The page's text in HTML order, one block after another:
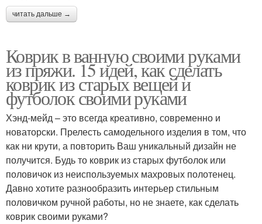
читать дальше →
Коврик в ванную своими руками
из пряжи. 15 идей, как сделать
коврик из старых вещей и
футболок своими руками
Хэнд-мейд – это всегда креативно, современно и
новаторски. Прелесть самодельного изделия в том, что
как ни крути, а повторить Ваш уникальный дизайн не
получится. Будь то коврик из старых футболок или
половичок из неиспользуемых махровых полотенец.
Давно хотите разнообразить интерьер стильным
половичком ручной работы, но не знаете, как сделать
коврик своими руками?